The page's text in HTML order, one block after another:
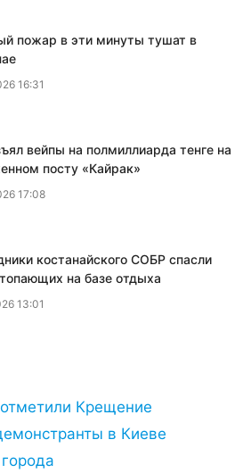
пожар в эти минуты тушат в
16:31
вейпы на полмиллиарда тенге на
посту «Кайрак»
17:08
костанайского СОБР спасли
на базе отдыха
13:01
Крещение
в Киеве